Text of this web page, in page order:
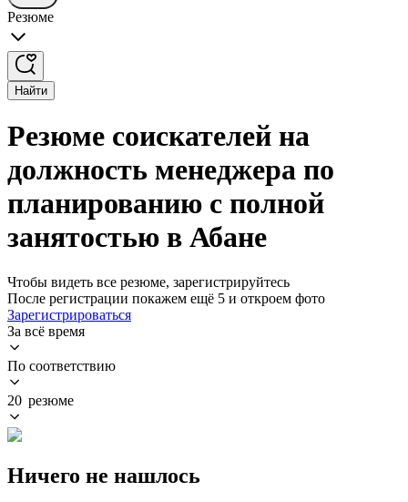
Резюме
Найти
Резюме соискателей на
должность менеджера по
планированию с полной
занятостью в Абане
Чтобы видеть все резюме, зарегистрируйтесь
После регистрации покажем ещё 5 и откроем фото
Зарегистрироваться
За всё время
По соответствию
20 резюме
Ничего не нашлось